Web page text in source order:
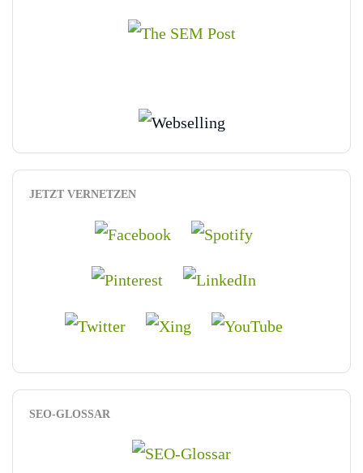
JETZT VERNETZEN
SEO-GLOSSAR